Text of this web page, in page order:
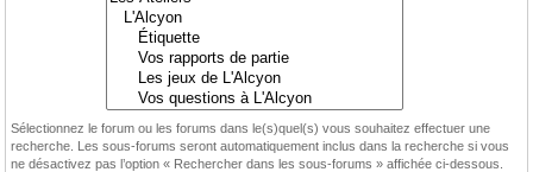
Sélectionnez le forum ou les forums dans le(s)quel(s) vous souhaitez effectuer une
recherche. Les sous-forums seront automatiquement inclus dans la recherche si vous
ne désactivez pas l’option « Rechercher dans les sous-forums » affichée ci-dessous.